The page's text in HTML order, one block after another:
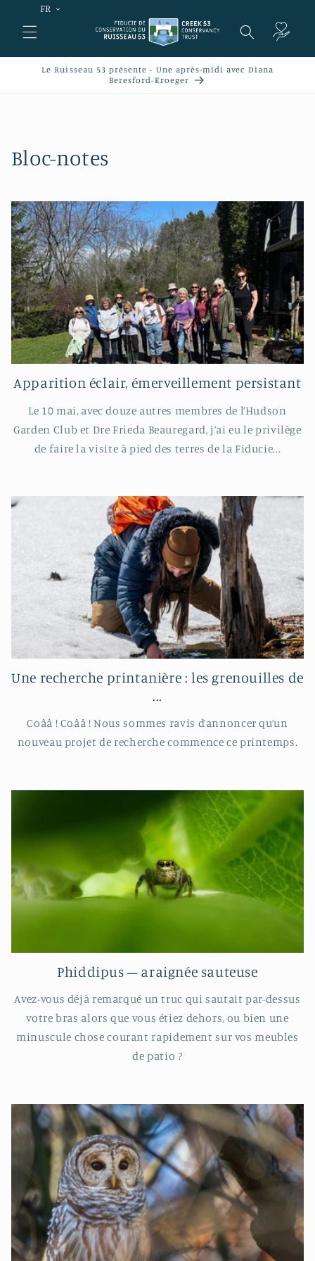
passer
au
contenu
Panier
Le Ruisseau 53 présente - Une après-midi avec Diana
Beresford-Kroeger
Bloc-notes
Apparition éclair, émerveillement persistant
Le 10 mai, avec douze autres membres de l’Hudson
Garden Club et Dre Frieda Beauregard, j’ai eu le privilège
de faire la visite à pied des terres de la Fiducie...
Une recherche printanière : les grenouilles de
...
Coââ ! Coââ ! Nous sommes ravis d’annoncer qu’un
nouveau projet de recherche commence ce printemps.
Phiddipus – araignée sauteuse
Avez-vous déjà remarqué un truc qui sautait par-dessus
votre bras alors que vous étiez dehors, ou bien une
minuscule chose courant rapidement sur vos meubles
de patio ?
FR